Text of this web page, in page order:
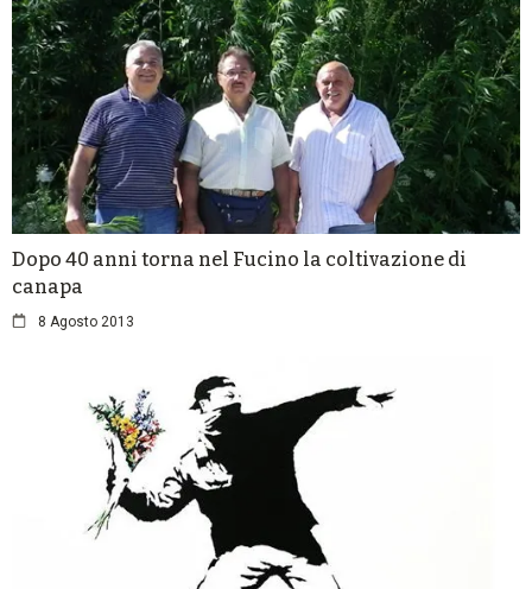
Dopo 40 anni torna nel Fucino la coltivazione di
canapa
8 Agosto 2013